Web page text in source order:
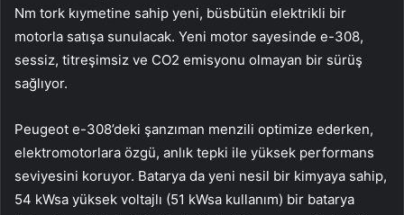
Nm tork kıymetine sahip yeni, büsbütün elektrikli bir
motorla satışa sunulacak. Yeni motor sayesinde e-308,
sessiz, titreşimsiz ve CO2 emisyonu olmayan bir sürüş
sağlıyor.
Peugeot e-308’deki şanzıman menzili optimize ederken,
elektromotorlara özgü, anlık tepki ile yüksek performans
seviyesini koruyor. Batarya da yeni nesil bir kimyaya sahip,
54 kWsa yüksek voltajlı (51 kWsa kullanım) bir batarya